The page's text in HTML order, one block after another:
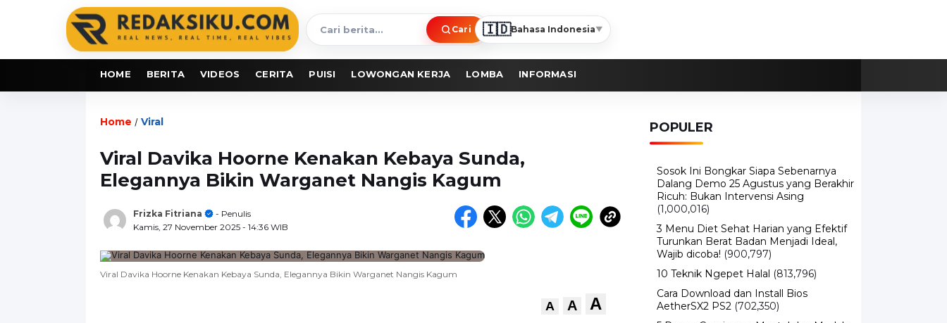
Cari
berita
Cari 🇮🇩Bahasa Indonesia▼
HOME BERITA VIDEOS CERITA PUISI LOWONGAN KERJA LOMBA INFORMASI
Home / Viral
Viral Davika Hoorne Kenakan Kebaya Sunda,
Elegannya Bikin Warganet Nangis Kagum
Frizka Fitriana
- Penulis
Kamis, 27 November 2025 - 14:36 WIB
Viral Davika Hoorne Kenakan Kebaya Sunda, Elegannya Bikin Warganet Nangis Kagum
A A A
POPULER
Sosok Ini Bongkar Siapa Sebenarnya
Dalang Demo 25 Agustus yang Berakhir
Ricuh: Bukan Intervensi Asing
(1,000,016)
3 Menu Diet Sehat Harian yang Efektif
Turunkan Berat Badan Menjadi Ideal,
Wajib dicoba! (900,797)
10 Teknik Ngepet Halal (813,796)
Cara Download dan Install Bios
AetherSX2 PS2 (702,350)